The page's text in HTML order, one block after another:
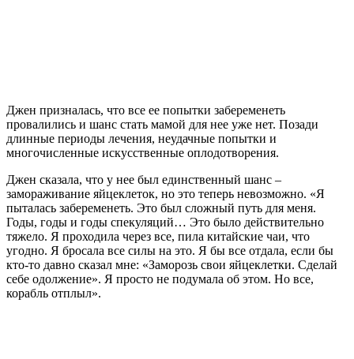
Джен призналась, что все ее попытки забеременеть
провалились и шанс стать мамой для нее уже нет. Позади
длинные периоды лечения, неудачные попытки и
многочисленные искусственные оплодотворения.
Джен сказала, что у нее был единственный шанс –
замораживание яйцеклеток, но это теперь невозможно. «Я
пыталась забеременеть. Это был сложный путь для меня.
Годы, годы и годы спекуляций… Это было действительно
тяжело. Я проходила через все, пила китайские чаи, что
угодно. Я бросала все силы на это. Я бы все отдала, если бы
кто-то давно сказал мне: «Заморозь свои яйцеклетки. Сделай
себе одолжение». Я просто не подумала об этом. Но все,
корабль отплыл».